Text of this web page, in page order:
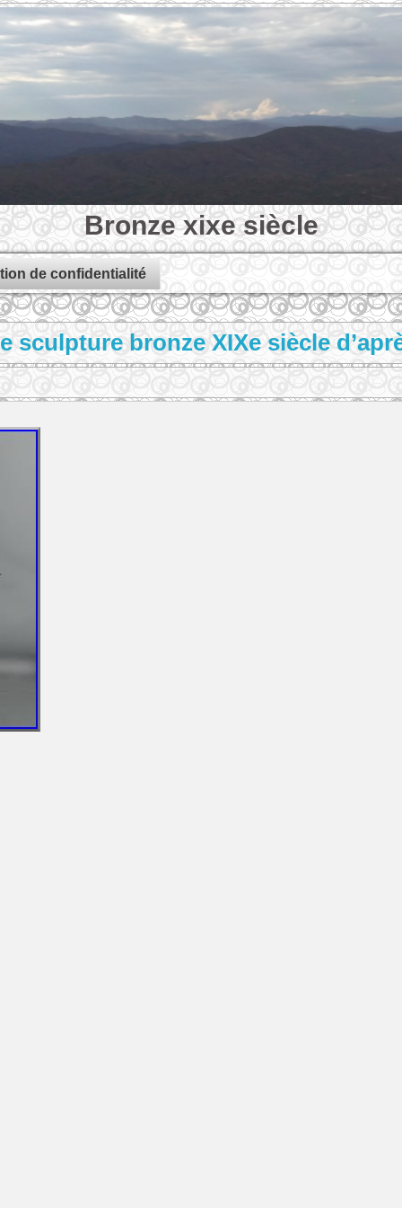
Bronze xixe siècle
de confidentialité
sculpture bronze XIXe siècle